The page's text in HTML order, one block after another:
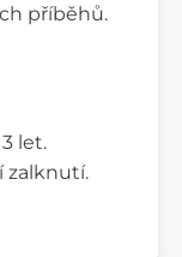
příběhů.
let.
zalknutí.